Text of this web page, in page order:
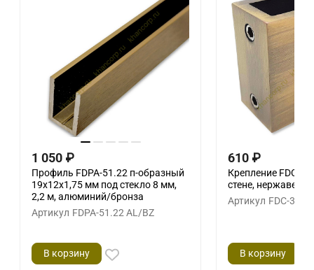
1 050 ₽
Профиль FDPA-51.22 п-образный
19х12х1,75 мм под стекло 8 мм,
2,2 м, алюминий/бронза
Артикул FDPA-51.22 AL/BZ
В корзину
610 ₽
Крепление FDC-
стене,
Артикул FDC-30
В корзину